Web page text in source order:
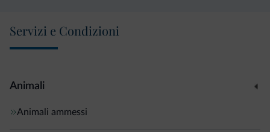
Servizi e Condizioni
Animali
Animali ammessi